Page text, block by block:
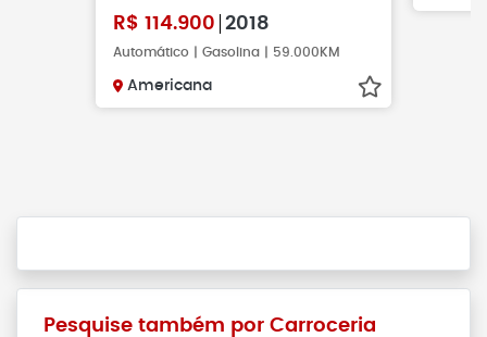
R$ 114.900 2018
Automático | Gasolina | 59.000KM
Americana
Pesquise também por Carroceria